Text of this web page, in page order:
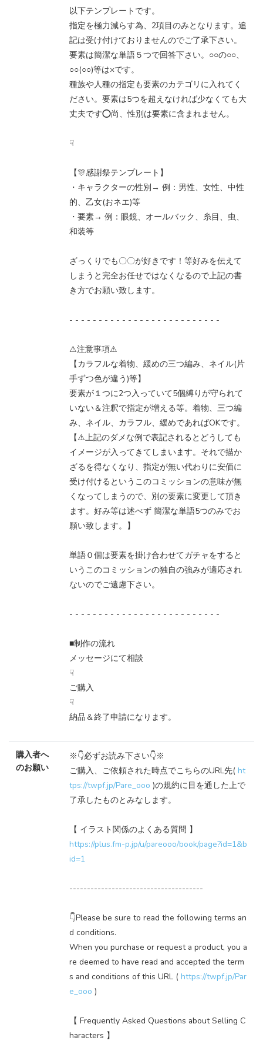
以下テンプレートです。
指定を極力減らす為、2項目のみとなります。追
記は受け付けておりませんのでご了承下さい。
要素は簡潔な単語５つで回答下さい。○○の○○、
○○(○○)等は×です。
種族や人種の指定も要素のカテゴリに入れてく
ださい。要素は5つを超えなければ少なくても大
丈夫です⭕️尚、性別は要素に含まれません。
☟
【🎊感謝祭テンプレート】
・キャラクターの性別→ 例：男性、女性、中性
的、乙女(おネエ)等
・要素→ 例：眼鏡、オールバック、糸目、虫、
和装等
ざっくりでも〇〇が好きです！等好みを伝えて
しまうと完全お任せではなくなるので上記の書
き方でお願い致します。
- - - - - - - - - - - - - - - - - - - - - - - - - -
⚠注意事項⚠
【カラフルな着物、緩めの三つ編み、ネイル(片
手ずつ色が違う)等】
要素が１つに2つ入っていて5個縛りが守られて
いない＆注釈で指定が増える等。着物、三つ編
み、ネイル、カラフル、緩めであればOKです。
【⚠️上記のダメな例で表記されるとどうしても
イメージが入ってきてしまいます。それで描か
ざるを得なくなり、指定が無い代わりに安価に
受け付けるというこのコミッションの意味が無
くなってしまうので、別の要素に変更して頂き
ます。好み等は述べず 簡潔な単語5つのみでお
願い致します。】
単語０個は要素を掛け合わせてガチャをすると
いうこのコミッションの独自の強みが適応され
ないのでご遠慮下さい。
- - - - - - - - - - - - - - - - - - - - - - - - - -
■制作の流れ
メッセージにて相談
☟
ご購入
☟
納品＆終了申請になります。
購入者へ
のお願い
※👇必ずお読み下さい👇※
ご購入、ご依頼された時点でこちらのURL先( ht
tps://twpf.jp/Pare_ooo )の規約に目を通した上で
了承したものとみなします。
【 イラスト関係のよくある質問 】
https://plus.fm-p.jp/u/pareooo/book/page?id=1&b
id=1
--------------------------------------
👇Please be sure to read the following terms an
d conditions.
When you purchase or request a product, you a
re deemed to have read and accepted the term
s and conditions of this URL ( https://twpf.jp/Par
e_ooo )
【 Frequently Asked Questions about Selling C
haracters 】